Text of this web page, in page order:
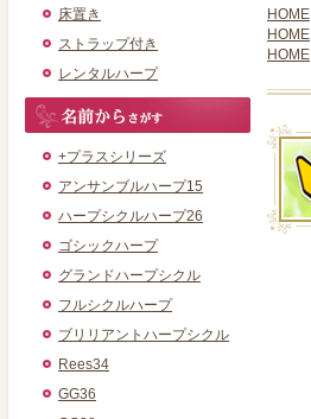
床置き
ストラップ付き
レンタルハープ
+プラスシリーズ
アンサンブルハープ15
ハープシクルハープ26
ゴシックハープ
グランドハープシクル
フルシクルハープ
ブリリアントハープシクル
Rees34
GG36
HOME
HOME
HOME